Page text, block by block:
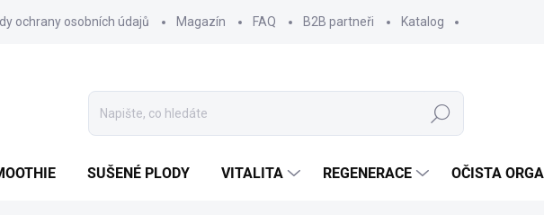
ochrany osobních údajů Magazín FAQ B2B partneři Katalog
Hledat
SUŠENÉ PLODY VITALITA REGENERACE OČISTA